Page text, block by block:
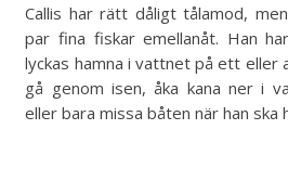
Callis har rätt dåligt tålamod,
par fina fiskar emellanåt. Han
lyckas hamna i vattnet på ett eller
gå genom isen, åka kana ner i
eller bara missa båten när han ska